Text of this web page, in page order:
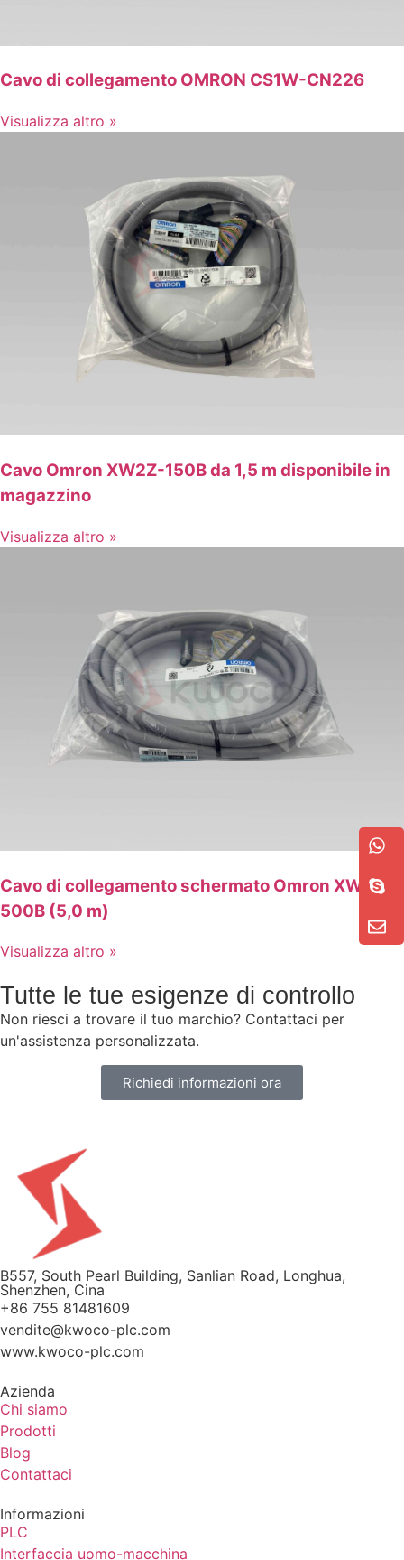
Cavo di collegamento OMRON CS1W-CN226
Visualizza altro »
Cavo Omron XW2Z-150B da 1,5 m disponibile in
magazzino
Visualizza altro »
Cavo di collegamento schermato Omron XW2Z-
500B (5,0 m)
Visualizza altro »
Tutte le tue esigenze di controllo
Non riesci a trovare il tuo marchio? Contattaci per
un'assistenza personalizzata.
Richiedi informazioni ora
B557, South Pearl Building, Sanlian Road, Longhua,
Shenzhen, Cina
+86 755 81481609
vendite@kwoco-plc.com
www.kwoco-plc.com
Azienda
Chi siamo
Prodotti
Blog
Contattaci
Informazioni
PLC
Interfaccia uomo-macchina